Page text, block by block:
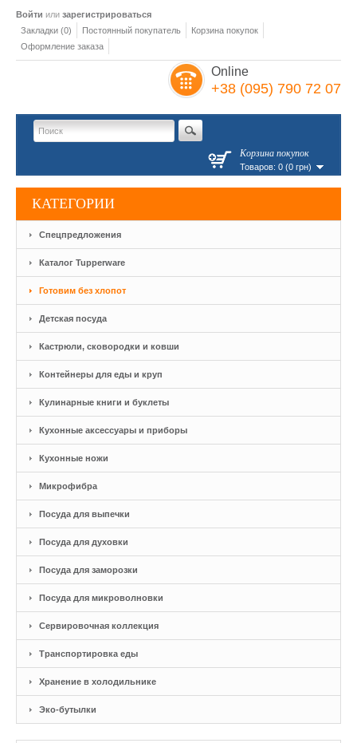
Войти или зарегистрироваться
Закладки (0)
Постоянный покупатель
Корзина покупок
Оформление заказа
Online
+38 (095) 790 72 07
Корзина покупок
Товаров: 0 (0 грн)
КАТЕГОРИИ
Спецпредложения
Каталог Tupperware
Готовим без хлопот
Детская посуда
Кастрюли, сковородки и ковши
Контейнеры для еды и круп
Кулинарные книги и буклеты
Кухонные аксессуары и приборы
Кухонные ножи
Микрофибра
Посуда для выпечки
Посуда для духовки
Посуда для заморозки
Посуда для микроволновки
Сервировочная коллекция
Транспортировка еды
Хранение в холодильнике
Эко-бутылки